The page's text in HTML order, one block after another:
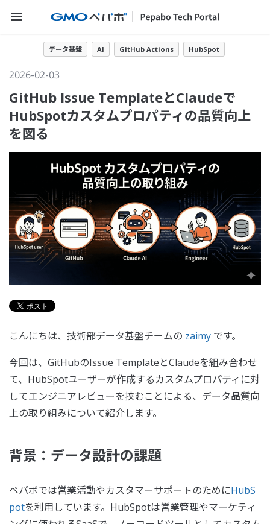
メニューを開く
データ基盤 AI GitHub Actions HubSpot
2026-02-03
GitHub Issue TemplateとClaudeで
HubSpotカスタムプロパティの品質向上
を図る
こんにちは、技術部データ基盤チームの zaimy です。
今回は、GitHubのIssue TemplateとClaudeを組み合わせ
て、HubSpotユーザーが作成するカスタムプロパティに対
してエンジニアレビューを挟むことによる、データ品質向
上の取り組みについて紹介します。
背景：データ設計の課題
ペパボでは営業活動やカスタマーサポートのためにHubS
potを利用しています。HubSpotは営業管理やマーケティ